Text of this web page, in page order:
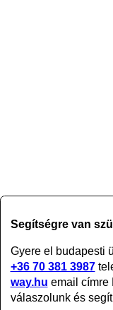
Segítségre van
Gyere el budapesti
+36 70 381 3987
way.hu email címre
válaszolunk és